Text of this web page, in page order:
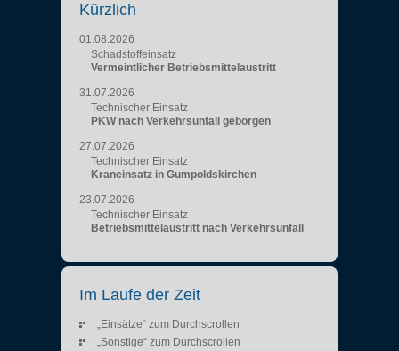
Kürzlich
01.08.2026
Schadstoffeinsatz
Vermeintlicher Betriebsmittelaustritt
31.07.2026
Technischer Einsatz
PKW nach Verkehrsunfall geborgen
27.07.2026
Technischer Einsatz
Kraneinsatz in Gumpoldskirchen
23.07.2026
Technischer Einsatz
Betriebsmittelaustritt nach Verkehrsunfall
Im Laufe der Zeit
„Einsätze“ zum Durchscrollen
„Sonstige“ zum Durchscrollen